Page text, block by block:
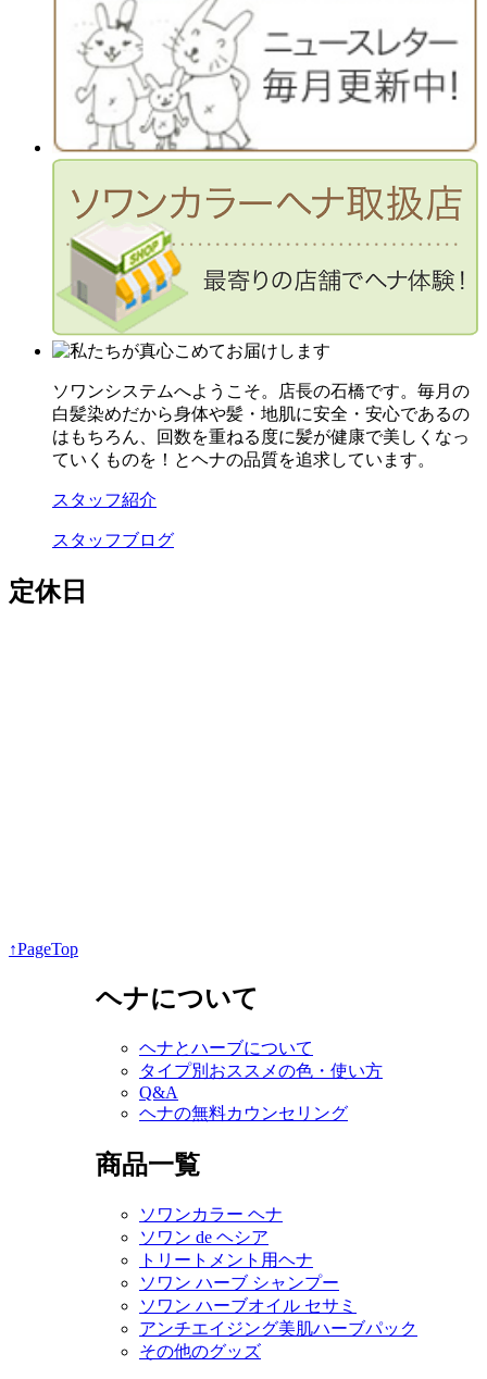
ソワンシステムへようこそ。店長の石橋です。毎月の
白髪染めだから身体や髪・地肌に安全・安心であるの
はもちろん、回数を重ねる度に髪が健康で美しくなっ
ていくものを！とヘナの品質を追求しています。
スタッフ紹介
スタッフブログ
定休日
↑PageTop
ヘナについて
ヘナとハーブについて
タイプ別おススメの色・使い方
Q&A
ヘナの無料カウンセリング
商品一覧
ソワンカラー ヘナ
ソワン de ヘシア
トリートメント用ヘナ
ソワン ハーブ シャンプー
ソワン ハーブオイル セサミ
アンチエイジング美肌ハーブパック
その他のグッズ